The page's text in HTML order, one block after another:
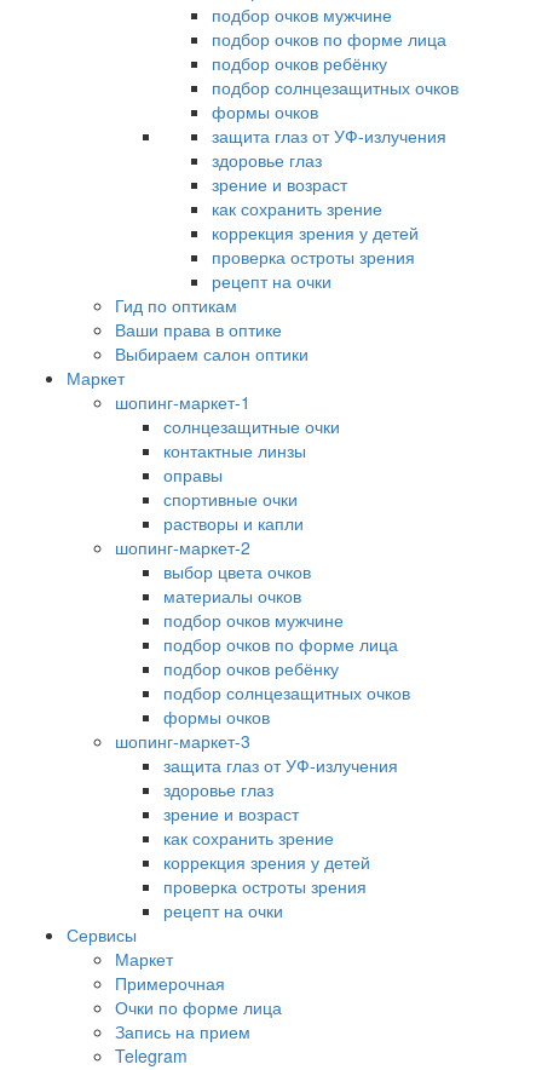
подбор очков мужчине
подбор очков по форме лица
подбор очков ребёнку
подбор солнцезащитных очков
формы очков
защита глаз от УФ-излучения
здоровье глаз
зрение и возраст
как сохранить зрение
коррекция зрения у детей
проверка остроты зрения
рецепт на очки
Гид по оптикам
Ваши права в оптике
Выбираем салон оптики
Маркет
шопинг-маркет-1
солнцезащитные очки
контактные линзы
оправы
спортивные очки
растворы и капли
шопинг-маркет-2
выбор цвета очков
материалы очков
подбор очков мужчине
подбор очков по форме лица
подбор очков ребёнку
подбор солнцезащитных очков
формы очков
шопинг-маркет-3
защита глаз от УФ-излучения
здоровье глаз
зрение и возраст
как сохранить зрение
коррекция зрения у детей
проверка остроты зрения
рецепт на очки
Сервисы
Маркет
Примерочная
Очки по форме лица
Запись на прием
Telegram